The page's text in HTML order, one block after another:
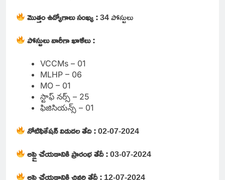
మొత్తం ఉద్యోగాలు సంఖ్య :34 పోస్టులు
పోస్టులు వారీగా ఖాళీలు :
VCCMs – 01
MLHP – 06
MO – 01
స్టాఫ్ నర్స్ – 25
ఫిజిసియన్స్ – 01
నోటిఫికేషన్ విడుదల తేది :02-07-2024
అప్లై చేయడానికి ప్రారంభ తేదీ :03-07-2024
అప్లై చేయడానికి చివరి తేదీ :12-07-2024